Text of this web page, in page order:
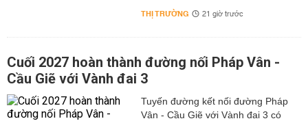
THỊ TRƯỜNG 21 giờ trước
Cuối 2027 hoàn thành đường nối Pháp Vân -
Cầu Giẽ với Vành đai 3
Tuyến đường kết nối đường Pháp
Vân - Cầu Giẽ với Vành đai 3 có